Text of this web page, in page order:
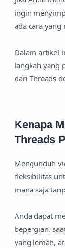
ingin
ada cara yang
Dalam artikel
langkah yang
dari Threads
Kenapa
Threads
Mengunduh
fleksibilitas
mana saja
Anda dapat
bepergian,
yang lemah,